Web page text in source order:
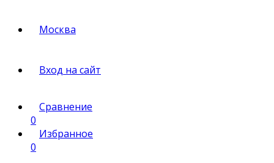
Москва
Вход на сайт
Сравнение
0
Избранное
0